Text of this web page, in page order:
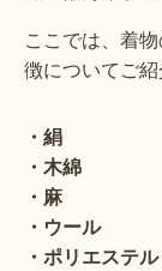
ここでは、着
徴についてご紹
・絹
・木綿
・麻
・ウール
・ポリエステル